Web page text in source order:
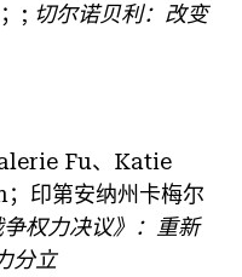
; 切尔诺贝利：改变
Fu、Katie
印第安纳州卡梅尔
争权力决议》：重新
分立